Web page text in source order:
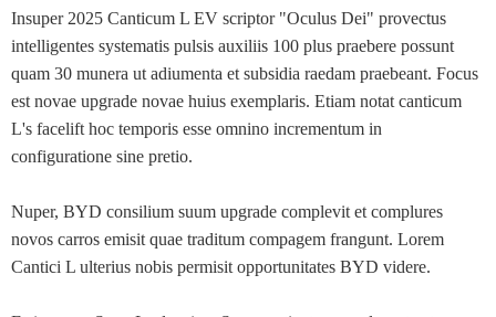
Insuper 2025 Canticum L EV scriptor "Oculus Dei" provectus
intelligentes systematis pulsis auxiliis 100 plus praebere possunt
quam 30 munera ut adiumenta et subsidia raedam praebeant. Focus
est novae upgrade novae huius exemplaris. Etiam notat canticum
L's facelift hoc temporis esse omnino incrementum in
configuratione sine pretio.
Nuper, BYD consilium suum upgrade complevit et complures
novos carros emisit quae traditum compagem frangunt. Lorem
Cantici L ulterius nobis permisit opportunitates BYD videre.